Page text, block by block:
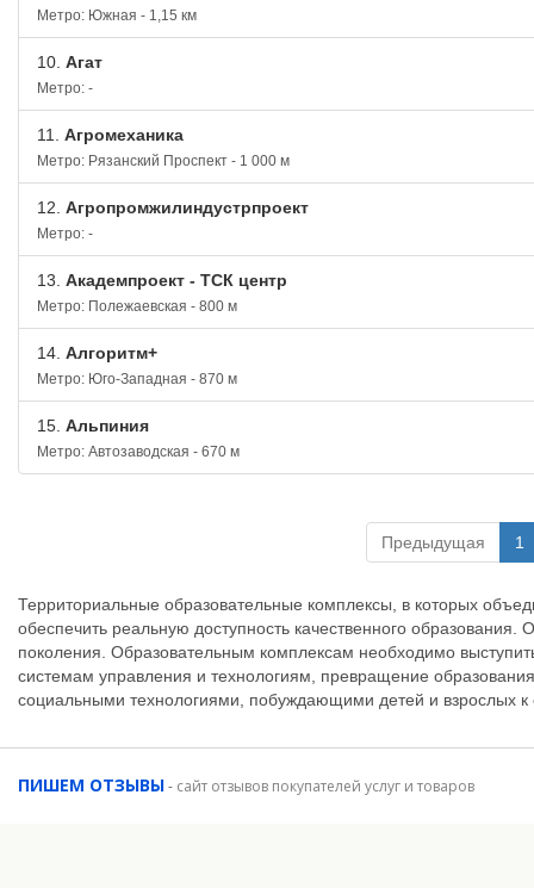
Метро: Южная - 1,15 км
10. Агат
Метро: -
11. Агромеханика
Метро: Рязанский Проспект - 1 000 м
12. Агропромжилиндустрпроект
Метро: -
13. Академпроект - ТСК центр
Метро: Полежаевская - 800 м
14. Алгоритм+
Метро: Юго-Западная - 870 м
15. Альпиния
Метро: Автозаводская - 670 м
Предыдущая 1
Территориальные образовательные комплексы, в которых
обеспечить реальную доступность качественного
поколения. Образовательным комплексам необходимо
системам управления и технологиям, превращение
социальными технологиями, побуждающими детей и взрослых
ПИШЕМ ОТЗЫВЫ- сайт отзывов покупателей услуг и товаров